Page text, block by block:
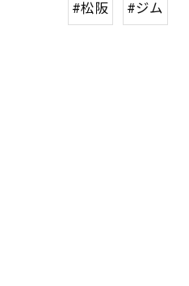
#松阪 #ジム